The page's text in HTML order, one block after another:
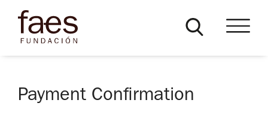
Payment Confirmation